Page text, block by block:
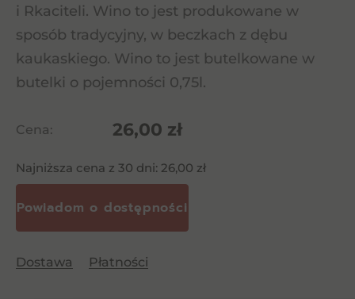
i Rkaciteli. Wino to jest produkowane w
sposób tradycyjny, w beczkach z dębu
kaukaskiego. Wino to jest butelkowane w
butelki o pojemności 0,75l.
Cena: 26,00 zł
Najniższa cena z 30 dni: 26,00 zł
Dostawa Płatności